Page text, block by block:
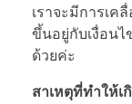
เราจะมีการเค
ขึ้นอยู่กับเงื่อน
ด้วยค่ะ
สาเหตุที่ทำให้เ